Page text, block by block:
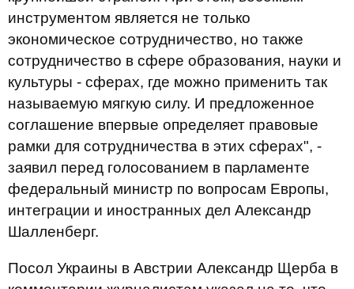
инструментом является не только
экономическое сотрудничество, но также
сотрудничество в сфере образования, науки и
культуры - сферах, где можно применить так
называемую мягкую силу. И предложенное
соглашение впервые определяет правовые
рамки для сотрудничества в этих сферах", -
заявил перед голосованием в парламенте
федеральный министр по вопросам Европы,
интеграции и иностранных дел Александр
Шалленберг.
Посол Украины в Австрии Александр Щерба в